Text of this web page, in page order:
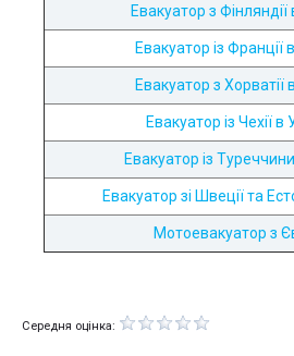
Евакуатор з Фінляндії
Евакуатор із Франції
Евакуатор з Хорватії
Евакуатор із Чехії в
Евакуатор із
Евакуатор зі Швеції та
Мотоевакуатор з
Середня оцінка: